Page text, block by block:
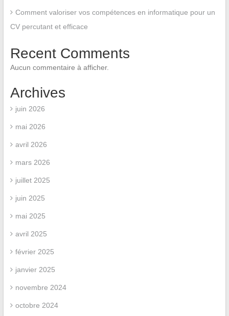
Comment valoriser vos compétences en informatique pour un
CV percutant et efficace
Recent Comments
Aucun commentaire à afficher.
Archives
juin 2026
mai 2026
avril 2026
mars 2026
juillet 2025
juin 2025
mai 2025
avril 2025
février 2025
janvier 2025
novembre 2024
octobre 2024